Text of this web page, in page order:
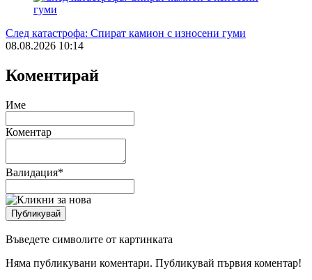
След катастрофа: Спират камион с износени гуми
08.08.2026 10:14
Коментирай
Име
Коментар
Валидация*
Въведете символите от картинката
Няма публикувани коментари. Публикувай първия коментар!